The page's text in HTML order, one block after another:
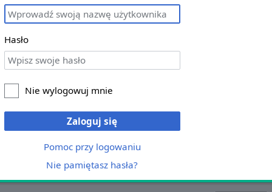
Hasło
Nie wylogowuj mnie
Zaloguj się
Pomoc przy logowaniu
Nie pamiętasz hasła?